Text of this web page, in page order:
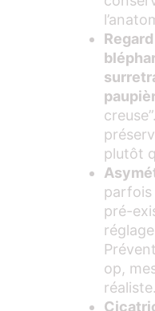
plutôt
parfois
pré-
op,
réaliste.